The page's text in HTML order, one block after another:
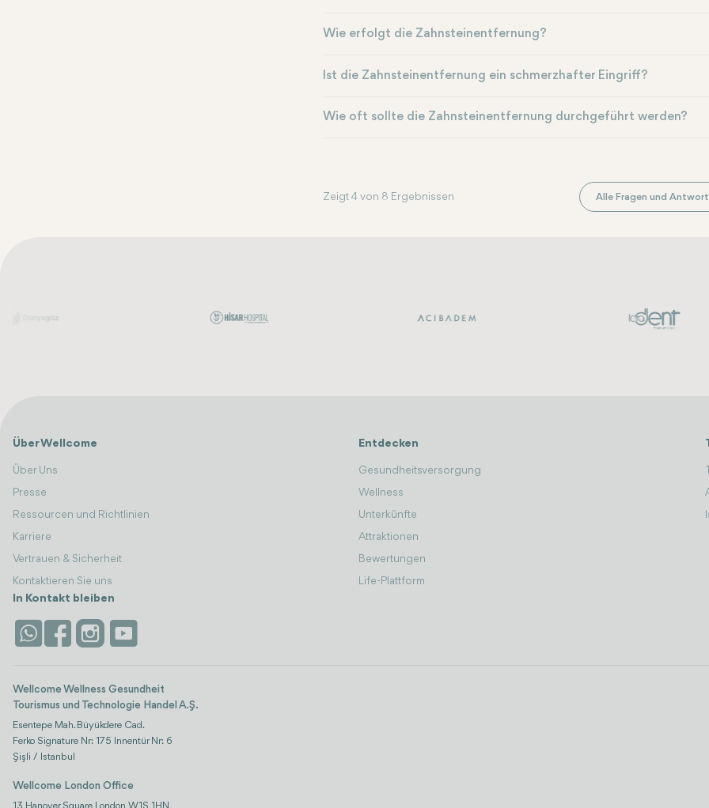
Wie erfolgt die Zahnsteinentfernung?
Ist die Zahnsteinentfernung ein schmerzhafter Eingriff?
Wie oft sollte die Zahnsteinentfernung durchgeführt werden?
Zeigt 4 von 8 Ergebnissen Alle Fragen und
Über Wellcome
Über Uns
Presse
Ressourcen und Richtlinien
Karriere
Vertrauen & Sicherheit
Kontaktieren Sie uns
Entdecken
Gesundheitsversorgung
Wellness
Unterkünfte
Attraktionen
Bewertungen
Life-Plattform
In Kontakt bleiben
Wellcome Wellness Gesundheit
Tourismus und Technologie Handel A.Ş.
Esentepe Mah. Büyükdere Cad.
Ferko Signature Nr: 175 Innentür Nr: 6
Şişli / Istanbul
Wellcome London Office